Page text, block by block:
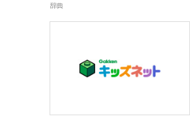
辞典